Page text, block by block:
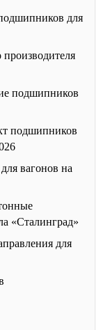
для
подшипников
подшипников
вагонов на
«Сталинград»
для